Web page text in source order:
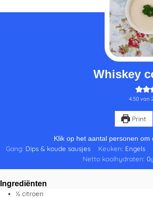
Whiskey
4.50van
Print
Klik op het aantal personen
Gang: Dips & koude sausjes Keuken: Engels
Netto koolhydraten: 0g
Ingrediënten
½ citroen